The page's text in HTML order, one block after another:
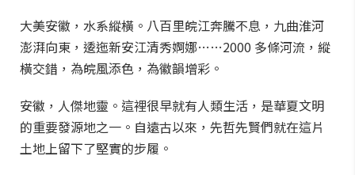
大美安徽，水系縱橫。八百里皖江奔騰不息，九曲淮河
澎湃向東，逶迤新安江清秀婀娜……2000 多條河流，縱
橫交錯，為皖風添色，為徽韻增彩。
安徽，人傑地靈。這裡很早就有人類生活，是華夏文明
的重要發源地之一。自遠古以來，先哲先賢們就在這片
土地上留下了堅實的步履。